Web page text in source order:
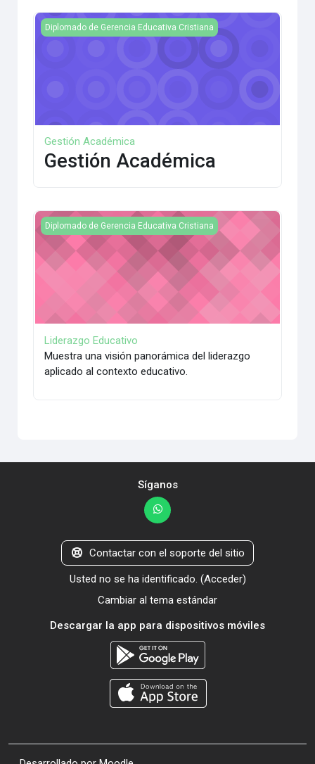
Gestión Académica
Diplomado de Gerencia Educativa Cristiana
Gestión Académica
Gestión Académica
Liderazgo Educativo
Diplomado de Gerencia Educativa Cristiana
Liderazgo Educativo
Muestra una visión panorámica del liderazgo
aplicado al contexto educativo.
Síganos
Contactar con el soporte del sitio
Usted no se ha identificado. (Acceder)
Cambiar al tema estándar
Descargar la app para dispositivos móviles